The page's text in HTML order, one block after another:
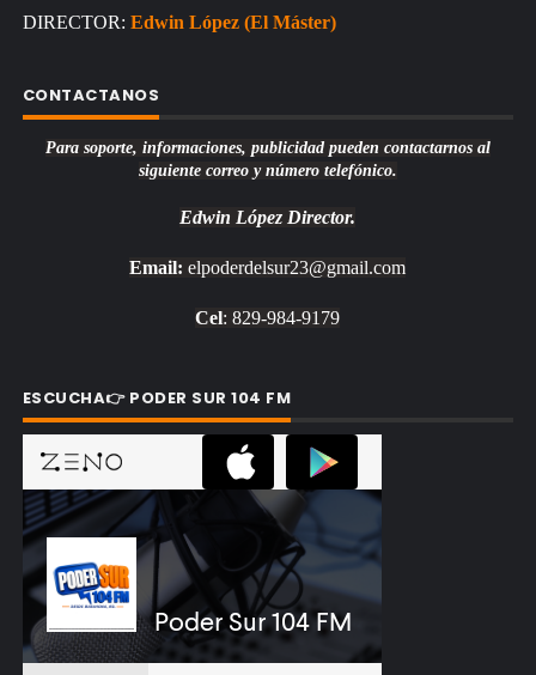
DIRECTOR: Edwin López (El Máster)
CONTACTANOS
Para soporte, informaciones, publicidad pueden contactarnos al
siguiente correo y número telefónico.
Edwin López Director.
Email: elpoderdelsur23@gmail.com
Cel: 829-984-9179
ESCUCHA👉 PODER SUR 104 FM